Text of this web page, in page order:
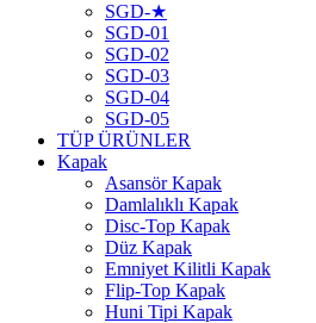
SGD-★
SGD-01
SGD-02
SGD-03
SGD-04
SGD-05
TÜP ÜRÜNLER
Kapak
Asansör Kapak
Damlalıklı Kapak
Disc-Top Kapak
Düz Kapak
Emniyet Kilitli Kapak
Flip-Top Kapak
Huni Tipi Kapak